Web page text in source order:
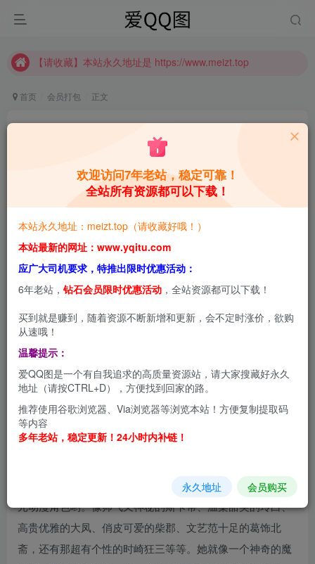
推广计划正式上线啦！可获得高额奖励哦
推广计划正式上线啦！可获得高额奖励哦
首页 会员打包 正文
Momoko葵葵，仙女一样的美丽 写真合集 [持续更
青萌酱
9个月前更新
关注
0 3.3W+ 8.6W+
本站预览图进行了压缩和水印，原图无压缩，无本站水
印。
2025-11-05，新增2套，共42套
哇塞！今天要给大家介绍一位超级可爱又超厉害的coser小
姐姐，她就是Momoko葵葵哟！Momoko葵葵来自充满活力
魅力。她可是cos圈里响当当的知名人物，凭借着超出色的
cosplay作品和那萌死人不偿命的可爱形象，收获了一大波粉
Momoko葵葵的cosplay小世界里，可是住着好多好多二次
元动漫角色哟。像帅气又神秘的斯卡蒂、温柔甜美的玲白、
高贵优雅的大凤、俏皮可爱的柴郡、文艺范十足的葛饰北
斋，还有那超有个性的时崎狂三等等。她就像一个神奇的魔
欢迎访问7年老站，稳定可靠！
全站所有资源都可以下载！
本站永久地址：meizt.top（请收藏好哦！）
本站最新的网址：www.yqitu.com
应广大司机要求，特推出限时优惠活动：
6年老站， 钻石会员限时优惠活动 ，全站资源都可以下载！
买到就是赚到，随着资源不断新增和更新，会不定时涨价，欲购
从速哦！
温馨提示：
爱QQ图是一个有自我追求的高质量资源站，请大家搜藏好永久
地址（请按CTRL+D），方便找到回家的路。
推荐使用谷歌浏览器、Via浏览器等浏览本站！方便复制提取码
等内容
多年老站，稳定更新！24小时内补链！
永久地址 会员购买